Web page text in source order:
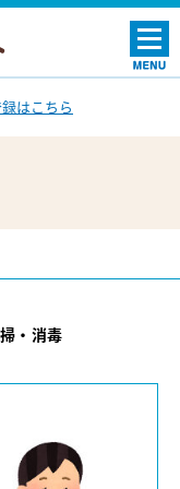
はこちら
・消毒